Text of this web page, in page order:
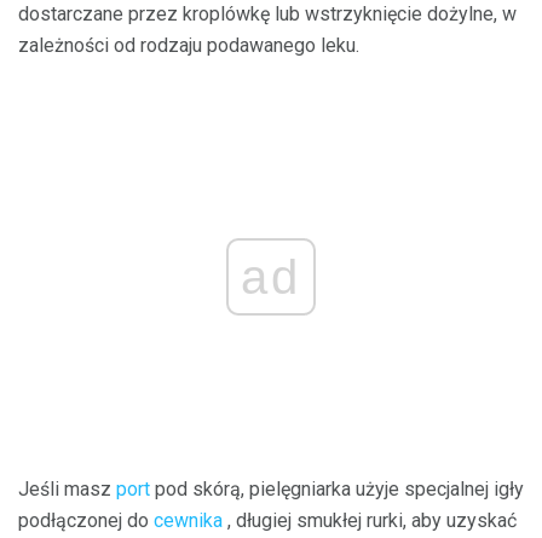
dostarczane przez kroplówkę lub wstrzyknięcie dożylne, w
zależności od rodzaju podawanego leku.
ad
Jeśli masz port pod skórą, pielęgniarka użyje specjalnej igły
podłączonej do cewnika , długiej smukłej rurki, aby uzyskać